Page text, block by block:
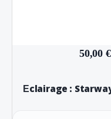
50,00 €
Éclairage :